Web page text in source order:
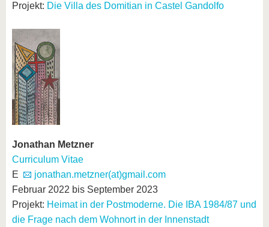
Projekt: Die Villa des Domitian in Castel Gandolfo
Jonathan Metzner
Curriculum Vitae
E
jonathan.metzner(at)gmail.com
Februar 2022 bis September 2023
Projekt: Heimat in der Postmoderne. Die IBA 1984/87 und
die Frage nach dem Wohnort in der Innenstadt